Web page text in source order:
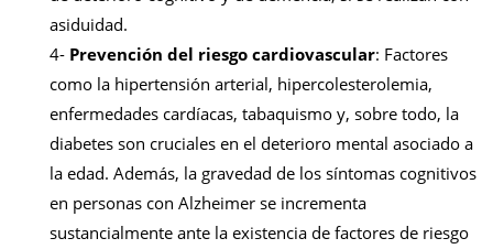
asiduidad.
4- Prevención del riesgo cardiovascular: Factores
como la hipertensión arterial, hipercolesterolemia,
enfermedades cardíacas, tabaquismo y, sobre todo, la
diabetes son cruciales en el deterioro mental asociado a
la edad. Además, la gravedad de los síntomas cognitivos
en personas con Alzheimer se incrementa
sustancialmente ante la existencia de factores de riesgo